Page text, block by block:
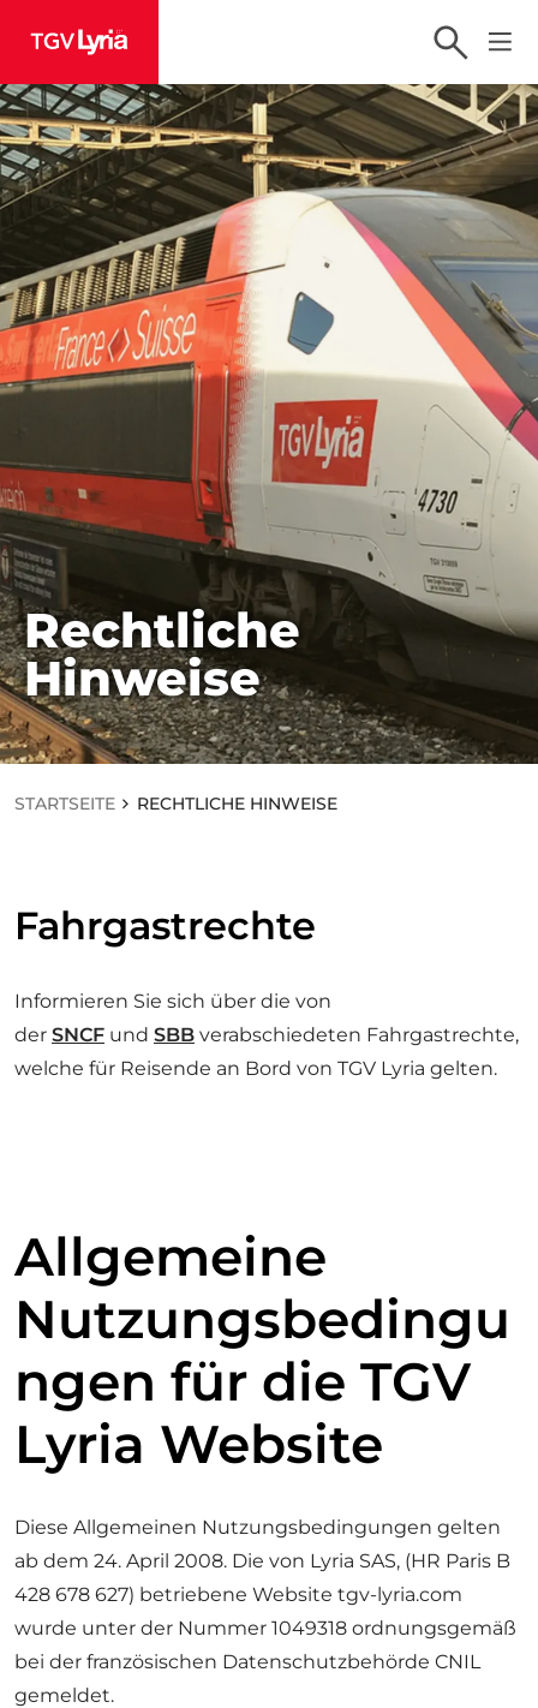
TGV Lyria
STARTSEITE
R
E
C
H
TL
H
S
Rechtliche
Hinweise
STARTSEITE RECHTLICHE HINWEISE
Fahrgastrechte
Informieren Sie sich über die von
der SNCF und SBB verabschiedeten Fahrgastrechte,
welche für Reisende an Bord von TGV Lyria gelten.
Allgemeine
Nutzungsbedingu
ngen für die TGV
Lyria Website
Diese Allgemeinen Nutzungsbedingungen gelten
ab dem 24. April 2008. Die von Lyria SAS, (HR Paris B
428 678 627) betriebene Website tgv-lyria.com
wurde unter der Nummer 1049318 ordnungsgemäß
bei der französischen Datenschutzbehörde CNIL
gemeldet.